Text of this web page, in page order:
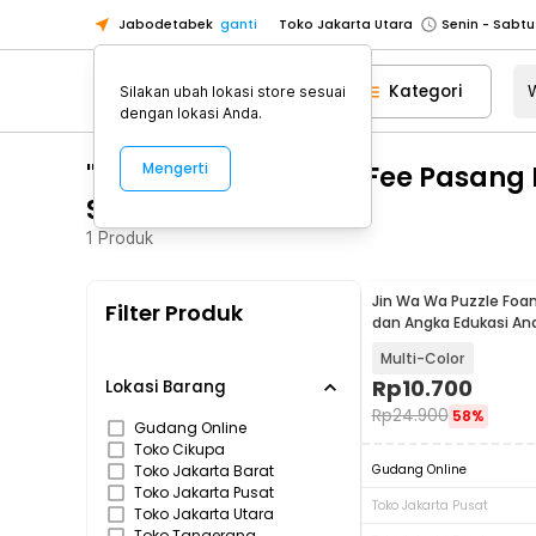
Jabodetabek ganti Toko Jakarta Utara
Toko Tangerang
Toko Cikupa
Pick n Go Jakarta Barat
Senin -
Pick n Go Bekasi
Senin - Jumat
Toko Jakarta Utara
Toko Cikupa
Pick n Go Jakarta Barat
Senin -
Senin - Jumat
Kategori
"WA 0859 3970 0884 Fee
Salatiga"
1 Produk
Filter Produk
Lokasi Barang
Gudang Online
Toko Cikupa
Toko Jakarta Barat
Toko Jakarta Pusat
Toko Jakarta Utara
Jin Wa Wa Puzzle
dan Angka Edukasi
Multi-Color
Rp10.700
Rp24.900 58%
Gudang Online
Toko Jakarta Pusat
Silakan ubah lokasi store sesuai
dengan lokasi Anda.
Mengerti